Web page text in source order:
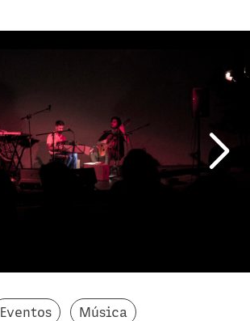
Eventos Música